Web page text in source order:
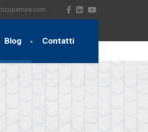
Blog Contatti